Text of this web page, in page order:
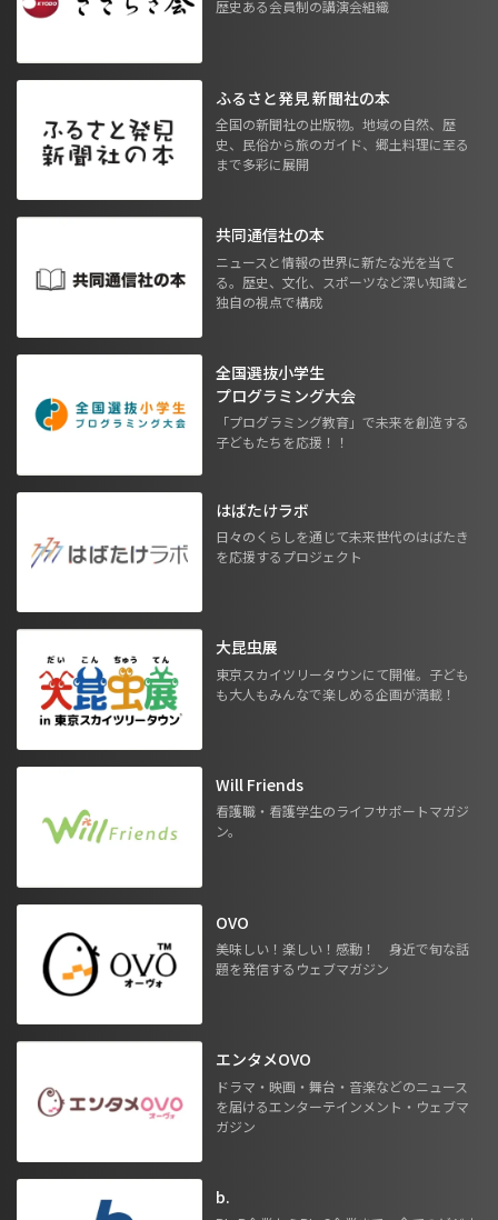
歴史ある会員制の講演会組織
ふるさと発見 新聞社の本
全国の新聞社の出版物。地域の自然、歴
史、民俗から旅のガイド、郷土料理に至る
まで多彩に展開
共同通信社の本
ニュースと情報の世界に新たな光を当て
る。歴史、文化、スポーツなど深い知識と
独自の視点で構成
全国選抜小学生
プログラミング大会
「プログラミング教育」で未来を創造する
子どもたちを応援！！
はばたけラボ
日々のくらしを通じて未来世代のはばたき
を応援するプロジェクト
大昆虫展
東京スカイツリータウンにて開催。子ども
も大人もみんなで楽しめる企画が満載！
Will Friends
看護職・看護学生のライフサポートマガジ
ン。
OVO
美味しい！楽しい！感動！ 身近で旬な話
題を発信するウェブマガジン
エンタメOVO
ドラマ・映画・舞台・音楽などのニュース
を届けるエンターテインメント・ウェブマ
ガジン
b.